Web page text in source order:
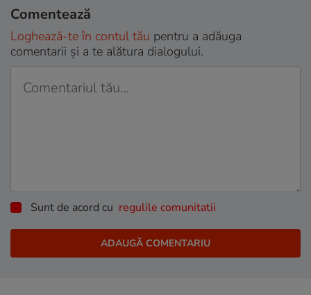
Comentează
Loghează-te în contul tău pentru a adăuga
comentarii și a te alătura dialogului.
Sunt de acord cu regulile comunitatii